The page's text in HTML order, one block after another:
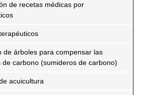
de recetas médicas por
de árboles para compensar las
de carbono (sumideros de carbono)
acuicultura